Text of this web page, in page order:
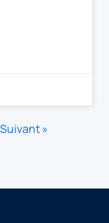
Suivant »